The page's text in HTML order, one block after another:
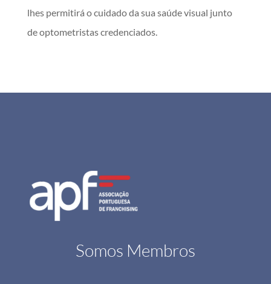
lhes permitirá o cuidado da sua saúde visual junto
de optometristas credenciados.
Somos Membros